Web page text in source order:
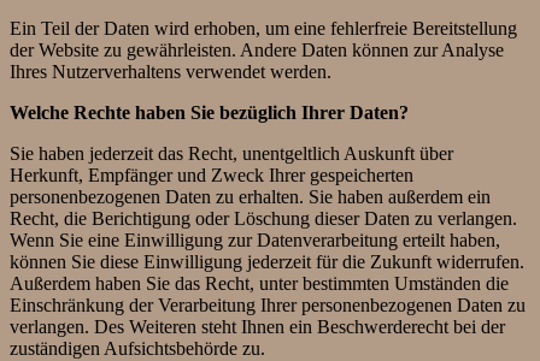
Ein Teil der Daten wird erhoben, um eine fehlerfreie Bereitstellung
der Website zu gewährleisten. Andere Daten können zur Analyse
Ihres Nutzerverhaltens verwendet werden.
Welche Rechte haben Sie bezüglich Ihrer Daten?
Sie haben jederzeit das Recht, unentgeltlich Auskunft über
Herkunft, Empfänger und Zweck Ihrer gespeicherten
personenbezogenen Daten zu erhalten. Sie haben außerdem ein
Recht, die Berichtigung oder Löschung dieser Daten zu verlangen.
Wenn Sie eine Einwilligung zur Datenverarbeitung erteilt haben,
können Sie diese Einwilligung jederzeit für die Zukunft widerrufen.
Außerdem haben Sie das Recht, unter bestimmten Umständen die
Einschränkung der Verarbeitung Ihrer personenbezogenen Daten zu
verlangen. Des Weiteren steht Ihnen ein Beschwerderecht bei der
zuständigen Aufsichtsbehörde zu.